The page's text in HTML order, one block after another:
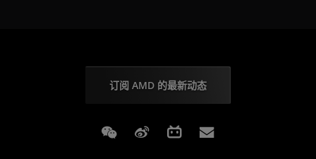
订阅 AMD 的最新动态
Weixin Weibo Bilibili